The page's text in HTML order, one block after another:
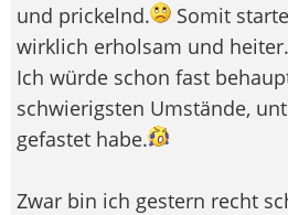
und prickelnd.
Somit
wirklich erholsam und heiter.
Ich würde schon fast
schwierigsten Umstände,
gefastet habe.
Zwar bin ich gestern recht